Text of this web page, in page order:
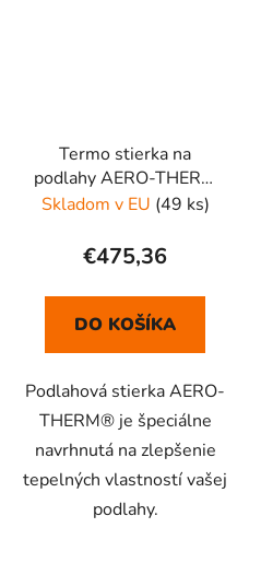
Termo stierka na
podlahy AERO-THERM
FLOOR 30L
Skladom v EU (49 ks)
€475,36
DO KOŠÍKA
Podlahová stierka AERO-
THERM® je špeciálne
navrhnutá na zlepšenie
tepelných vlastností vašej
podlahy.